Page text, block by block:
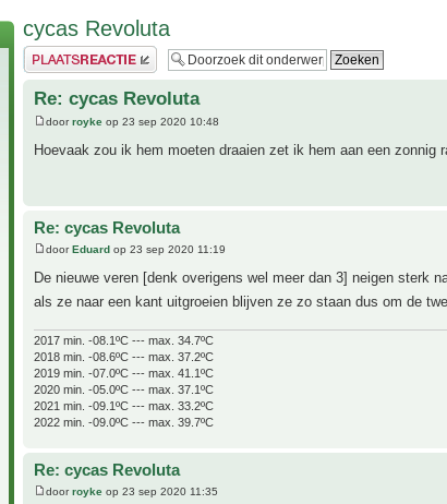
cycas Revoluta
Plaats een reactie
Re: cycas Revoluta
doorroyke op 23 sep 2020 10:48
Hoevaak zou ik hem moeten draaien zet ik hem aan een zonnig
Re: cycas Revoluta
doorEduard op 23 sep 2020 11:19
De nieuwe veren [denk overigens wel meer dan 3] neigen sterk
als ze naar een kant uitgroeien blijven ze zo staan dus om de
2017 min. -08.1ºC --- max. 34.7ºC
2018 min. -08.6ºC --- max. 37.2ºC
2019 min. -07.0ºC --- max. 41.1ºC
2020 min. -05.0ºC --- max. 37.1ºC
2021 min. -09.1ºC --- max. 33.2ºC
2022 min. -09.0ºC --- max. 39.7ºC
Re: cycas Revoluta
doorroyke op 23 sep 2020 11:35